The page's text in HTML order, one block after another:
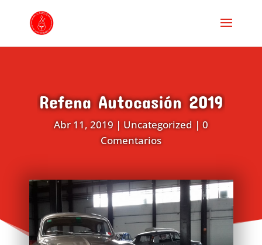
Refena Autocasión 2019
Abr 11, 2019|Uncategorized |0
Comentarios